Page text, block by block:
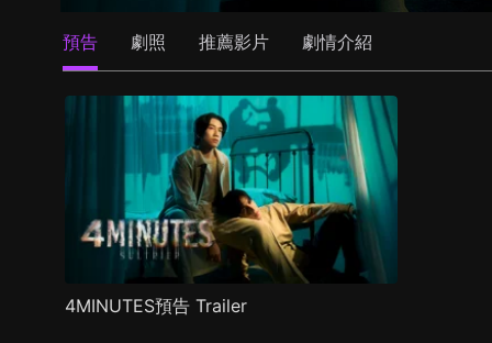
預告 劇照 推薦影片 劇情介紹
4MINUTES預告 Trailer